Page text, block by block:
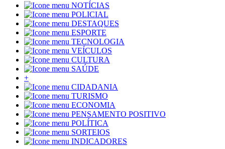
NOTÍCIAS
POLICIAL
DESTAQUES
ESPORTE
TECNOLOGIA
VEÍCULOS
CULTURA
SAÚDE
+
CIDADANIA
TURISMO
ECONOMIA
PENSAMENTO POSITIVO
POLÍTICA
SORTEIOS
INDICADORES